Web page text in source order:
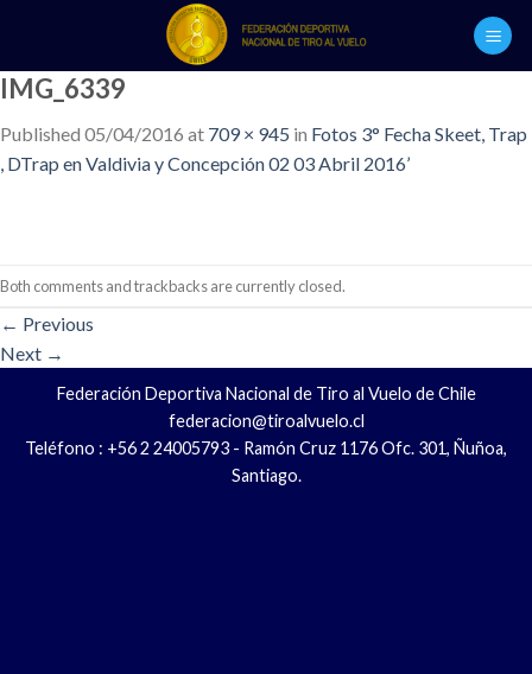
content
IMG_6339
Published 05/04/2016 at 709 × 945 in Fotos 3° Fecha Skeet, Trap
, DTrap en Valdivia y Concepción 02 03 Abril 2016’
Both comments and trackbacks are currently closed.
← Previous
Next →
Federación Deportiva Nacional de Tiro al Vuelo de Chile
federacion@tiroalvuelo.cl
Teléfono : +56 2 24005793 - Ramón Cruz 1176 Ofc. 301, Ñuñoa,
Santiago.